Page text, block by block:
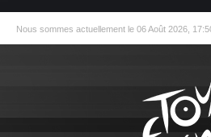
Nous sommes actuellement le 06 Août 2026,